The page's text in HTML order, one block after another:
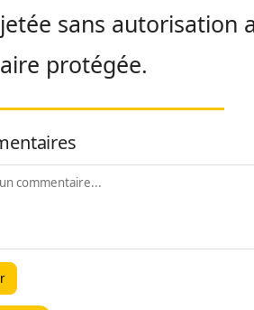
sans autorisation
protégée.